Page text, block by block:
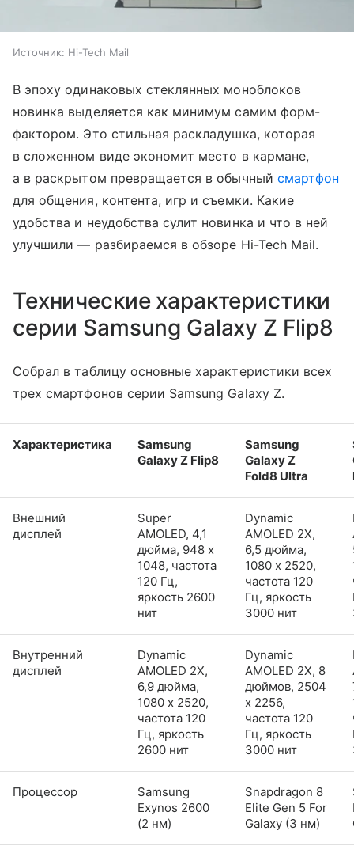
Источник: Hi-Tech Mail
В эпоху одинаковых стеклянных моноблоков
новинка выделяется как минимум самим форм-
фактором. Это стильная раскладушка, которая
в сложенном виде экономит место в кармане,
а в раскрытом превращается в обычный смартфон
для общения, контента, игр и съемки. Какие
удобства и неудобства сулит новинка и что в ней
улучшили — разбираемся в обзоре Hi-Tech Mail.
Технические характеристики
серии Samsung Galaxy Z Flip8
Собрал в таблицу основные характеристики всех
трех смартфонов серии Samsung Galaxy Z.
Характеристика
Samsung
Galaxy Z Flip8
Samsung
Galaxy Z
Fold8 Ultra
Внешний
дисплей
Super
AMOLED, 4,1
дюйма, 948 x
1048, частота
120 Гц,
яркость 2600
нит
Dynamic
AMOLED 2X,
6,5 дюйма,
1080 x 2520,
частота 120
Гц, яркость
3000 нит
Внутренний
дисплей
Dynamic
AMOLED 2X,
6,9 дюйма,
1080 x 2520,
частота 120
Гц, яркость
2600 нит
Dynamic
AMOLED 2X, 8
дюймов, 2504
x 2256,
частота 120
Гц, яркость
3000 нит
Процессор
Samsung
Exynos 2600
(2 нм)
Snapdragon 8
Elite Gen 5 For
Galaxy (3 нм)